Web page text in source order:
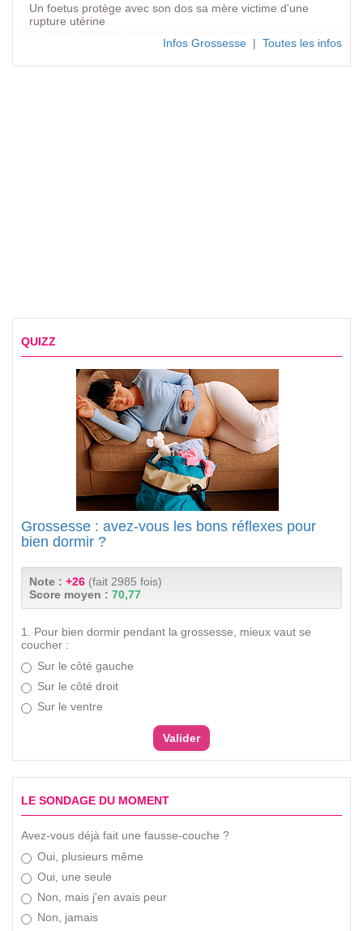
Un foetus protège avec son dos sa mère victime d'une
rupture utérine
Infos Grossesse | Toutes les infos
QUIZZ
Grossesse : avez-vous les bons réflexes pour
bien dormir ?
Note : +26 (fait 2985 fois)
Score moyen : 70,77
1. Pour bien dormir pendant la grossesse, mieux vaut se
coucher :
Sur le côté gauche
Sur le côté droit
Sur le ventre
LE SONDAGE DU MOMENT
Avez-vous déjà fait une fausse-couche ?
Oui, plusieurs même
Oui, une seule
Non, mais j'en avais peur
Non, jamais